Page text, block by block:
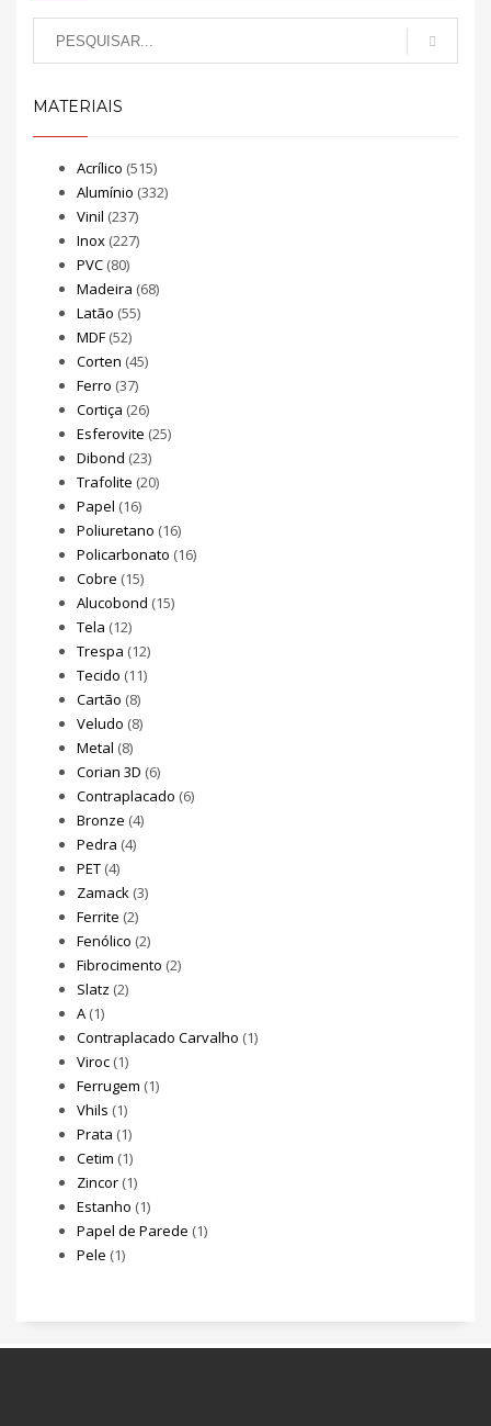
MATERIAIS
Acrílico (515)
Alumínio (332)
Vinil (237)
Inox (227)
PVC (80)
Madeira (68)
Latão (55)
MDF (52)
Corten (45)
Ferro (37)
Cortiça (26)
Esferovite (25)
Dibond (23)
Trafolite (20)
Papel (16)
Poliuretano (16)
Policarbonato (16)
Cobre (15)
Alucobond (15)
Tela (12)
Trespa (12)
Tecido (11)
Cartão (8)
Veludo (8)
Metal (8)
Corian 3D (6)
Contraplacado (6)
Bronze (4)
Pedra (4)
PET (4)
Zamack (3)
Ferrite (2)
Fenólico (2)
Fibrocimento (2)
Slatz (2)
A (1)
Contraplacado Carvalho (1)
Viroc (1)
Ferrugem (1)
Vhils (1)
Prata (1)
Cetim (1)
Zincor (1)
Estanho (1)
Papel de Parede (1)
Pele (1)